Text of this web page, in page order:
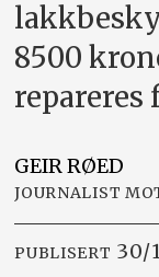
8500
repareres
GEIRRØED
JOURNALIST
PUBLISERT